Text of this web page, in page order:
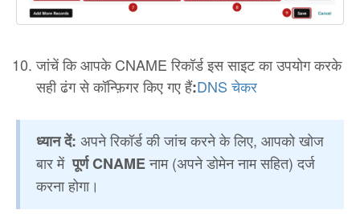
जांचें कि आपके CNAME रिकॉर्ड इस साइट का उपयोग करके
सही ढंग से कॉन्फ़िगर किए गए हैं:DNS चेकर
ध्यान दें: अपने रिकॉर्ड की जांच करने के लिए, आपको खोज
बार में पूर्ण CNAMEनाम (अपने डोमेन नाम सहित) दर्ज
करना होगा।